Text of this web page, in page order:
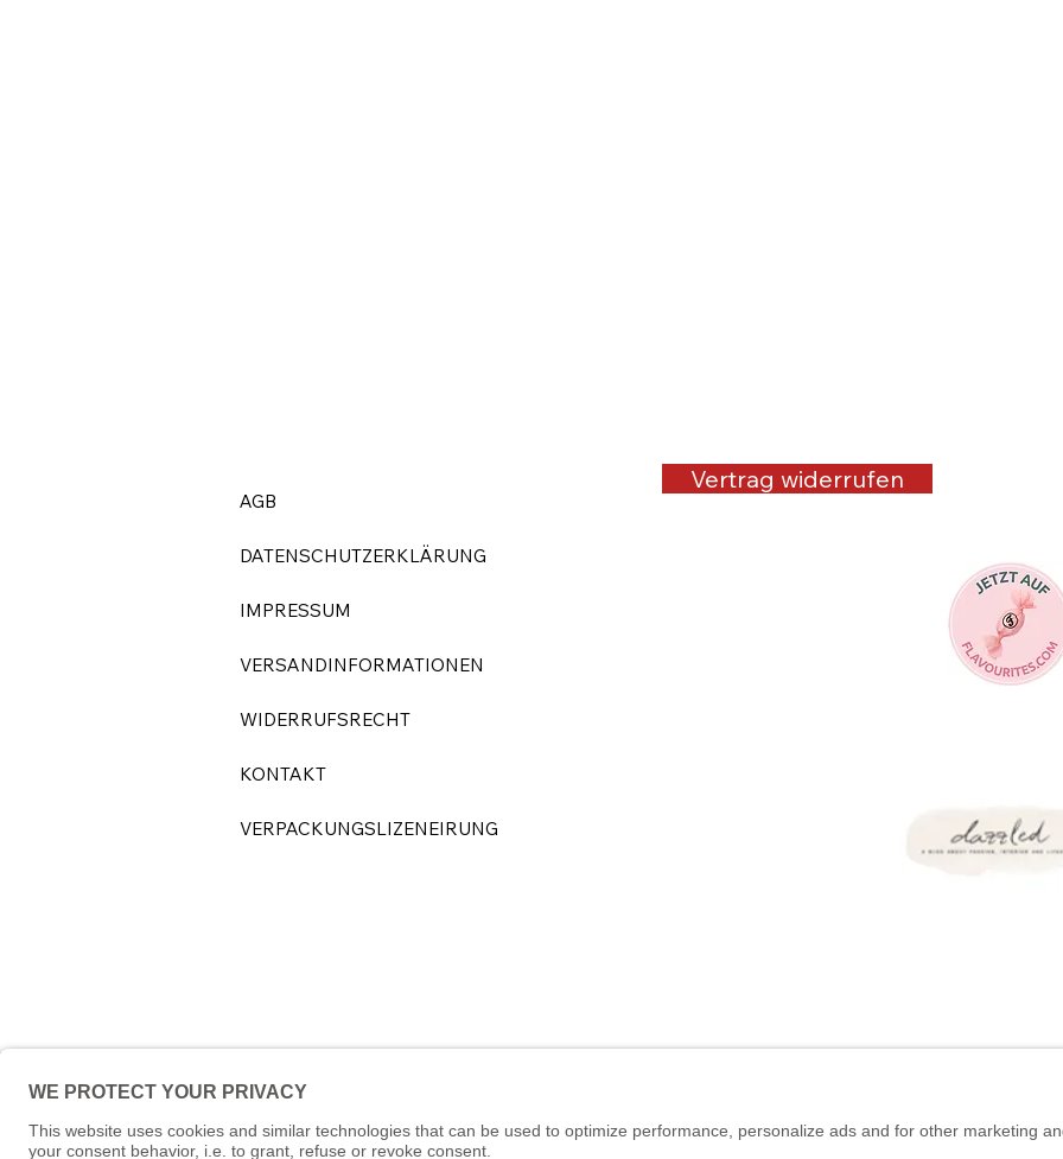
AGB
DATENSCHUTZERKLÄRUNG
IMPRESSUM
VERSANDINFORMATIONEN
WIDERRUFSRECHT
KONTAKT
VERPACKUNGSLIZENEIRUNG
Vertrag widerrufen